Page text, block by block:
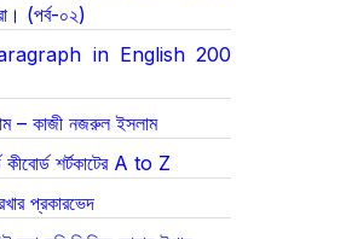
(পর্ব-০২)
in English 200
– কাজী নজরুল ইসলাম
শর্টকাটের A to Z
প্রকারভেদ